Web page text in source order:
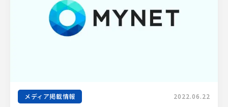
メディア掲載情報 2022.06.22